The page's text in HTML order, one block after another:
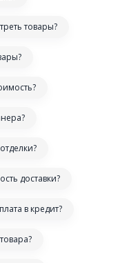
товары?
доставки?
в кредит?